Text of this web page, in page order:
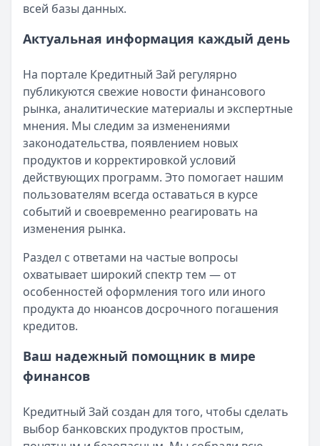
всей базы данных.
Актуальная информация каждый день
На портале Кредитный Зай регулярно
публикуются свежие новости финансового
рынка, аналитические материалы и экспертные
мнения. Мы следим за изменениями
законодательства, появлением новых
продуктов и корректировкой условий
действующих программ. Это помогает нашим
пользователям всегда оставаться в курсе
событий и своевременно реагировать на
изменения рынка.
Раздел с ответами на частые вопросы
охватывает широкий спектр тем — от
особенностей оформления того или иного
продукта до нюансов досрочного погашения
кредитов.
Ваш надежный помощник в мире
финансов
Кредитный Зай создан для того, чтобы сделать
выбор банковских продуктов простым,